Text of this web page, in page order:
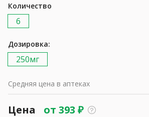
Количество
6
Дозировка:
250мг
Средняя цена в аптеках
Цена от 393 ₽